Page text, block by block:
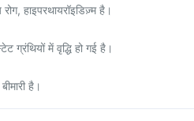
हाइपरथायरॉइडिज़्म है।
ग्रंथियों में वृद्धि हो गई है।
है।